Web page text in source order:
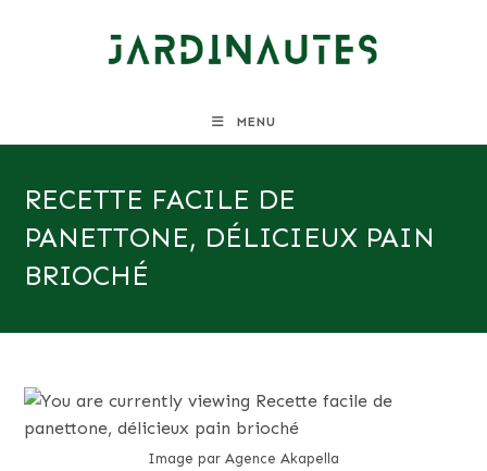
MENU
RECETTE FACILE DE
PANETTONE, DÉLICIEUX PAIN
BRIOCHÉ
Image par Agence Akapella